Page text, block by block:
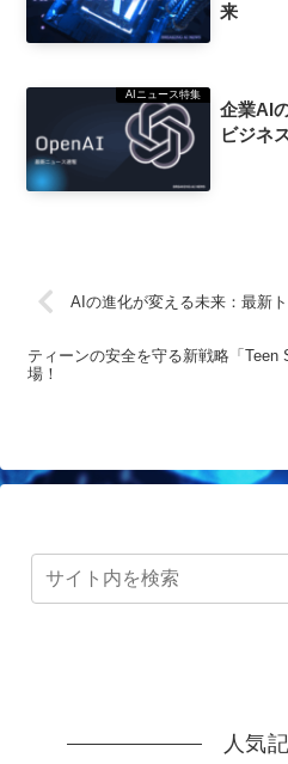
来
AIニュース特集
企業AI
ビジネ
AIの進化が変える未来：最新
ティーンの安全を守る新戦略「Teen
場！
人気